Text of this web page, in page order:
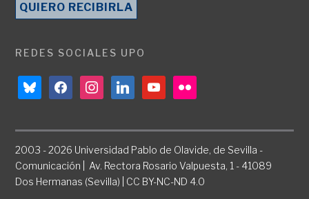
REDES SOCIALES UPO
blueskyfacebookinstagramlinkedinyoutubeflickr
2003 - 2026 Universidad Pablo de Olavide, de Sevilla -
Comunicación | Av. Rectora Rosario Valpuesta, 1 - 41089
Dos Hermanas (Sevilla) | CC BY-NC-ND 4.0